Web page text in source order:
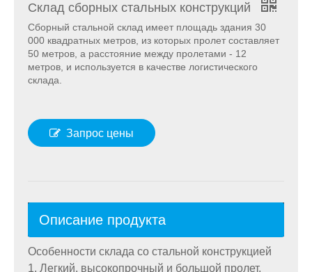
Склад сборных стальных конструкций
Сборный стальной склад имеет площадь здания 30
000 квадратных метров, из которых пролет составляет
50 метров, а расстояние между пролетами - 12
метров, и используется в качестве логистического
склада.
Запрос цены
Описание продукта
Особенности склада со стальной конструкцией
1. Легкий, высокопрочный и большой пролет.